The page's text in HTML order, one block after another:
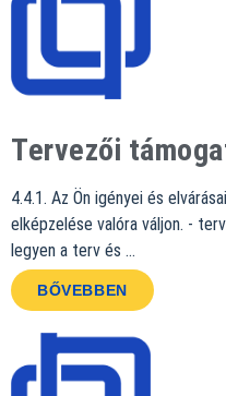
Tervezői
4.4.1. Az Ön igényei és
elképzelése valóra váljon. -
legyen a terv és …
BŐVEBBEN